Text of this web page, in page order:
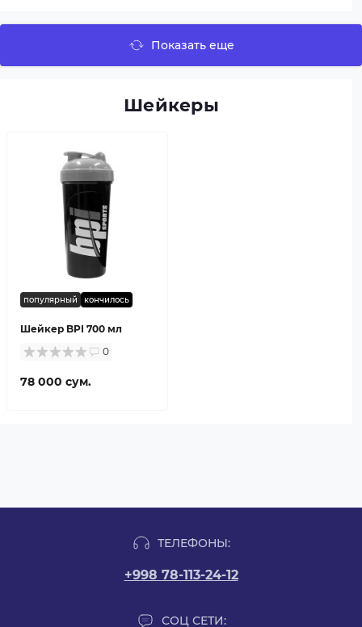
Показать еще
Шейкеры
популярный кончилось
Шейкер BPI 700 мл
0
78 000 сум.
ТЕЛЕФОНЫ:
+998 78-113-24-12
СОЦ СЕТИ: